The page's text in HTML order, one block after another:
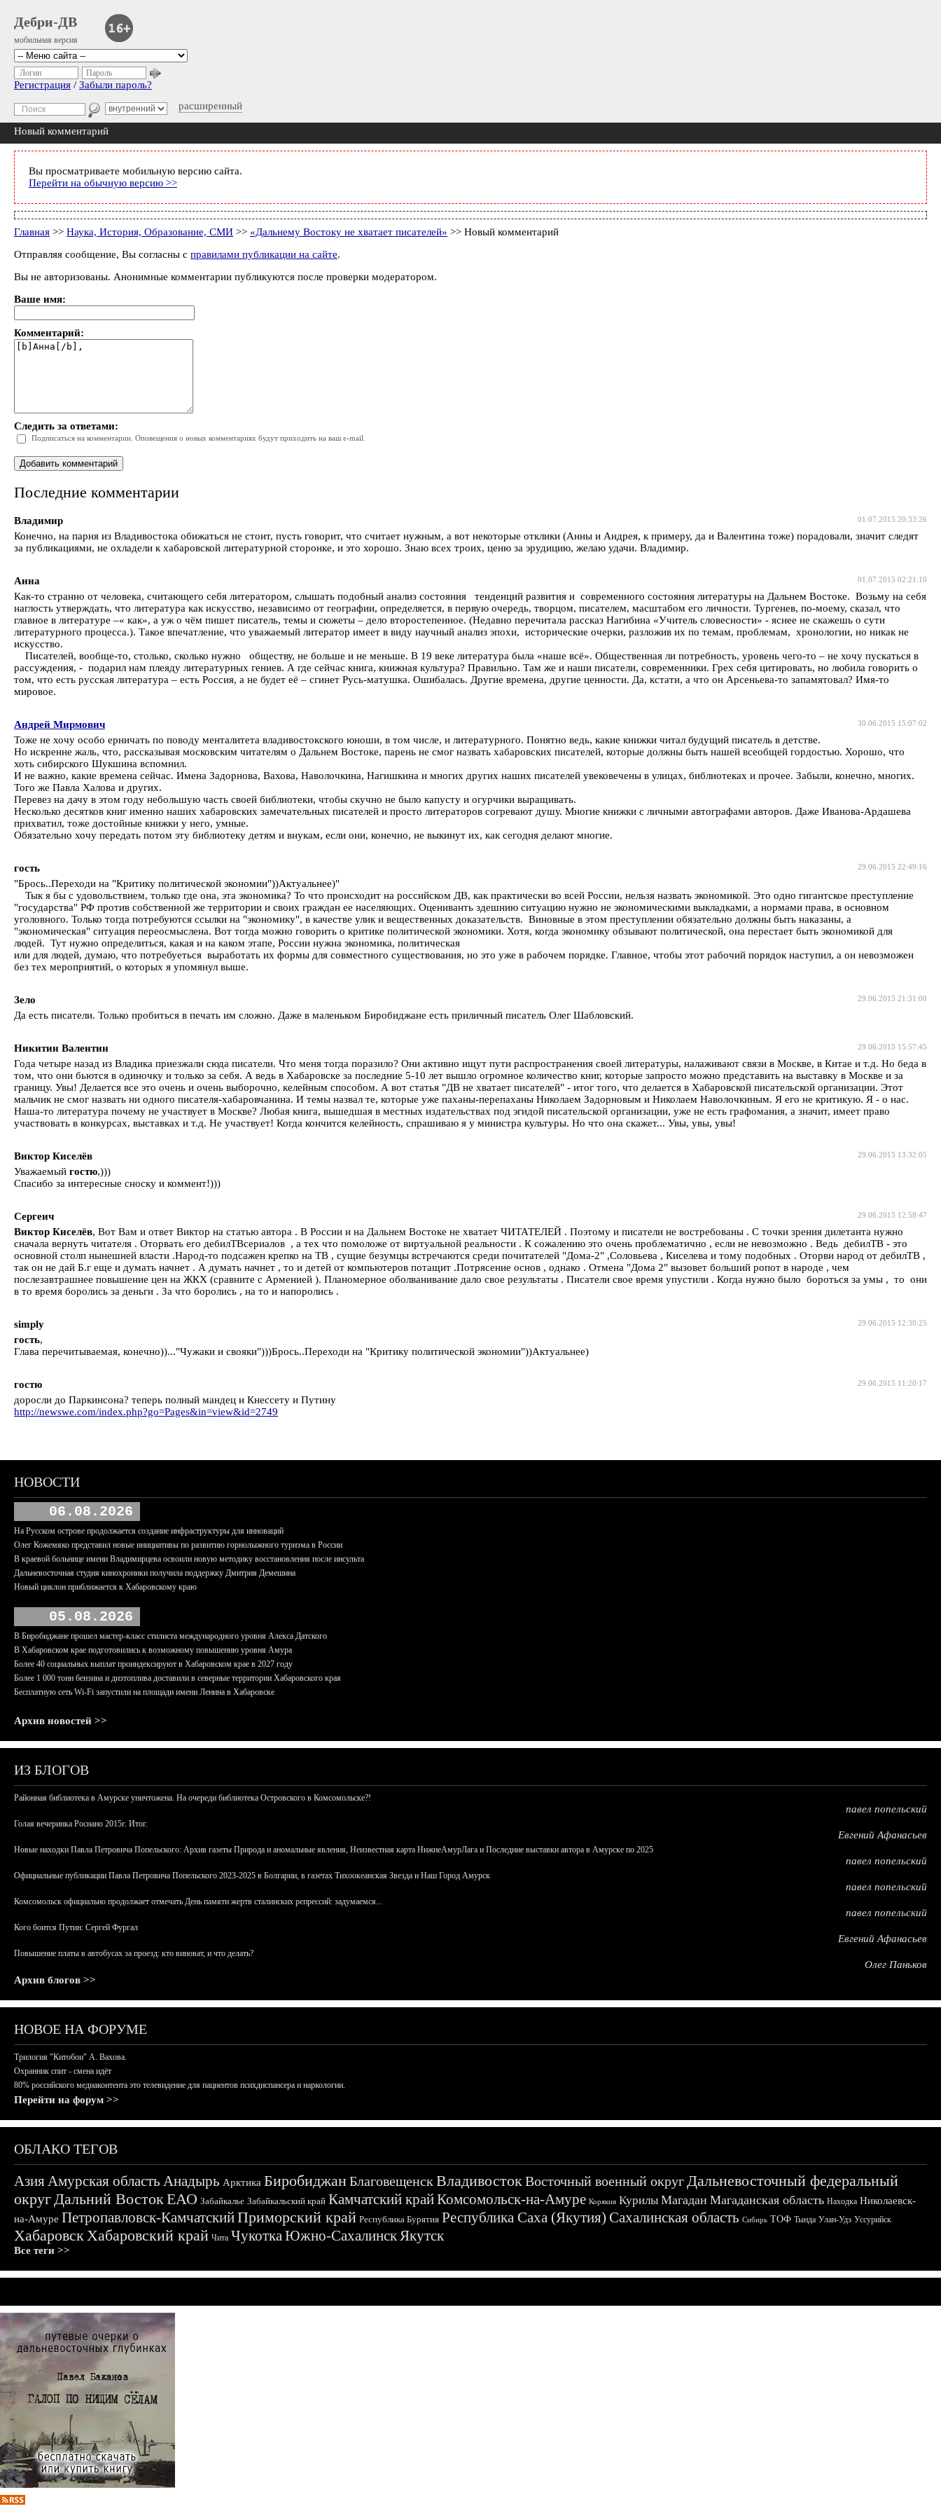
Дебри-ДВ
мобильная версия
расширенный
Логин Пароль
Регистрация / Забыли пароль?
Новый комментарий
Вы просматриваете мобильную версию сайта.
Перейти на обычную версию >>
Главная >> Наука, История, Образование, СМИ >> «Дальнему Востоку не хватает писателей» >> Новый комментарий
Отправляя сообщение, Вы согласны с правилами публикации на сайте.
Вы не авторизованы. Анонимные комментарии публикуются после проверки модератором.
Ваше имя:
Комментарий:
Следить за ответами:
Подписаться на комментарии. Оповещения о новых комментариях будут приходить на ваш e-mail.
Последние комментарии
01.07.2015 20:33:26
Владимир
Конечно, на парня из Владивостока обижаться не стоит, пусть говорит, что считает нужным, а вот некоторые отклики (Анны и Андрея, к примеру, да и Валентина тоже) порадовали, значит следят
за публикациями, не охладели к хабаровской литературной сторонке, и это хорошо. Знаю всех троих, ценю за эрудицию, желаю удачи. Владимир.
01.07.2015 02:21:10
Анна
Как-то странно от человека, считающего себя литератором, слышать подобный анализ состояния тенденций развития и современного состояния литературы на Дальнем Востоке. Возьму на себя
наглость утверждать, что литература как искусство, независимо от географии, определяется, в первую очередь, творцом, писателем, масштабом его личности. Тургенев, по-моему, сказал, что
главное в литературе –« как», а уж о чём пишет писатель, темы и сюжеты – дело второстепенное. (Недавно перечитала рассказ Нагибина «Учитель словесности» - яснее не скажешь о сути
литературного процесса.). Такое впечатление, что уважаемый литератор имеет в виду научный анализ эпохи, исторические очерки, разложив их по темам, проблемам, хронологии, но никак не
искусство.
Писателей, вообще-то, столько, сколько нужно обществу, не больше и не меньше. В 19 веке литература была «наше всё». Общественная ли потребность, уровень чего-то – не хочу пускаться в
рассуждения, - подарил нам плеяду литературных гениев. А где сейчас книга, книжная культура? Правильно. Там же и наши писатели, современники. Грех себя цитировать, но любила говорить о
том, что есть русская литература – есть Россия, а не будет её – сгинет Русь-матушка. Ошибалась. Другие времена, другие ценности. Да, кстати, а что он Арсеньева-то запамятовал? Имя-то
мировое.
30.06.2015 15:07:02
Андрей Мирмович
Тоже не хочу особо ерничать по поводу менталитета владивостокского юноши, в том числе, и литературного. Понятно ведь, какие книжки читал будущий писатель в детстве.
Но искренне жаль, что, рассказывая московским читателям о Дальнем Востоке, парень не смог назвать хабаровских писателей, которые должны быть нашей всеобщей гордостью. Хорошо, что
хоть сибирского Шукшина вспомнил.
И не важно, какие времена сейчас. Имена Задорнова, Вахова, Наволочкина, Нагишкина и многих других наших писателей увековечены в улицах, библиотеках и прочее. Забыли, конечно, многих.
Того же Павла Халова и других.
Перевез на дачу в этом году небольшую часть своей библиотеки, чтобы скучно не было капусту и огурчики выращивать.
Несколько десятков книг именно наших хабаровских замечательных писателей и просто литераторов согревают душу. Многие книжки с личными автографами авторов. Даже Иванова-Ардашева
прихватил, тоже достойные книжки у него, умные.
Обязательно хочу передать потом эту библиотеку детям и внукам, если они, конечно, не выкинут их, как сегодня делают многие.
29.06.2015 22:49:16
гость
"Брось..Переходи на "Критику политической экономии"))Актуальнее)"
Тык я бы с удовольствием, только где она, эта экономика? То что происходит на российском ДВ, как практически во всей России, нельзя назвать экономикой. Это одно гигантское преступление
"государства" РФ против собственной же территории и своих граждан ее населяющих. Оцениванть здешнию ситуацию нужно не экономическими выкладками, а нормами права, в основном
уголовного. Только тогда потребуются ссылки на "экономику", в качестве улик и вещественных доказательств. Виновные в этом преступлении обязательно должны быть наказаны, а
"экономическая" ситуация переосмыслена. Вот тогда можно говорить о критике политической экономики. Хотя, когда экономику обзывают политической, она перестает быть экономикой для
людей. Тут нужно определиться, какая и на каком этапе, России нужна экономика, политическая
или для людей, думаю, что потребуеться выработать их формы для совместного существования, но это уже в рабочем порядке. Главное, чтобы этот рабочий порядок наступил, а он невозможен
без тех мероприятий, о которых я упомянул выше.
29.06.2015 21:31:00
Зело
Да есть писатели. Только пробиться в печать им сложно. Даже в маленьком Биробиджане есть приличный писатель Олег Шабловский.
29.06.2015 15:57:45
Никитин Валентин
Года четыре назад из Владика приезжали сюда писатели. Что меня тогда поразило? Они активно ищут пути распространения своей литературы, налаживают связи в Москве, в Китае и т.д. Но беда в
том, что они бьются в одиночку и только за себя. А ведь в Хабаровске за последние 5-10 лет вышло огромное количество книг, которые запросто можно представить на выставку в Москве и за
границу. Увы! Делается все это очень и очень выборочно, келейным способом. А вот статья "ДВ не хватает писателей" - итог того, что делается в Хабаровской писательской организации. Этот
мальчик не смог назвать ни одного писателя-хабаровчанина. И темы назвал те, которые уже паханы-перепаханы Николаем Задорновым и Николаем Наволочкиным. Я его не критикую. Я - о нас.
Наша-то литература почему не участвует в Москве? Любая книга, вышедшая в местных издательствах под эгидой писательской организации, уже не есть графомания, а значит, имеет право
участвовать в конкурсах, выставках и т.д. Не участвует! Когда кончится келейность, спрашиваю я у министра культуры. Но что она скажет... Увы, увы, увы!
29.06.2015 13:32:05
Виктор Киселёв
Уважаемый гостю,)))
Спасибо за интересные сноску и коммент!)))
29.06.2015 12:58:47
Сергеич
Виктор Киселёв, Вот Вам и ответ Виктор на статью автора . В России и на Дальнем Востоке не хватает ЧИТАТЕЛЕЙ . Поэтому и писатели не востребованы . С точки зрения дилетанта нужно
сначала вернуть читателя . Оторвать его дебилТВсериалов , а тех что помоложе от виртуальной реальности . К сожалению это очень проблематично , если не невозможно . Ведь дебилТВ - это
основной столп нынешней власти .Народ-то подсажен крепко на ТВ , сущие безумцы встречаются среди почитателей "Дома-2" ,Соловьева , Киселева и тому подобных . Оторви народ от дебилТВ ,
так он не дай Б.г еще и думать начнет . А думать начнет , то и детей от компьютеров потащит .Потрясение основ , однако . Отмена "Дома 2" вызовет больший ропот в народе , чем
послезавтрашнее повышение цен на ЖКХ (сравните с Арменией ). Планомерное оболванивание дало свое результаты . Писатели свое время упустили . Когда нужно было бороться за умы , то они
в то время боролись за деньги . За что боролись , на то и напоролись .
29.06.2015 12:30:25
simply
гость,
Глава перечитываемая, конечно))..."Чужаки и свояки")))Брось..Переходи на "Критику политической экономии"))Актуальнее)
29.06.2015 11:20:17
гостю
доросли до Паркинсона? теперь полный мандец и Кнессету и Путину
http://newswe.com/index.php?go=Pages&in=view&id=2749
НОВОСТИ
06.08.2026
На Русском острове продолжается создание инфраструктуры для инноваций
Олег Кожемяко представил новые инициативы по развитию горнолыжного туризма в России
В краевой больнице имени Владимирцева освоили новую методику восстановления после инсульта
Дальневосточная студия кинохроники получила поддержку Дмитрия Демешина
Новый циклон приближается к Хабаровскому краю
05.08.2026
В Биробиджане прошел мастер-класс стилиста международного уровня Алекса Датского
В Хабаровском крае подготовились к возможному повышению уровня Амура
Более 40 социальных выплат проиндексируют в Хабаровском крае в 2027 году
Более 1 000 тонн бензина и дизтоплива доставили в северные территории Хабаровского края
Бесплатную сеть Wi-Fi запустили на площади имени Ленина в Хабаровске
Архив новостей >>
ИЗ БЛОГОВ
Районная библиотека в Амурске уничтожена. На очереди библиотека Островского в Комсомольске?!
павел попельский
Голая вечеринка Роснано 2015г. Итог.
Евгений Афанасьев
Новые находки Павла Петровича Попельского: Архив газеты Природа и аномальные явления, Неизвестная карта НижнеАмурЛага и Последние выставки автора в Амурске по 2025
павел попельский
Официальные публикации Павла Петровича Попельского 2023-2025 в Болгарии, в газетах Тихоокеанская Звезда и Наш Город Амурск
павел попельский
Комсомольск официально продолжает отмечать День памяти жертв сталинских репрессий: задумаемся...
павел попельский
Кого боится Путин: Сергей Фургал
Евгений Афанасьев
Повышение платы в автобусах за проезд: кто виноват, и что делать?
Олег Паньков
Архив блогов >>
НОВОЕ НА ФОРУМЕ
Трилогия "Китобои" А. Вахова.
Охранник спит - смена идёт
80% российского медиаконтента это телевидение для пациентов психдиспансера и наркологии.
Перейти на форум >>
ОБЛАКО ТЕГОВ
АзияАмурская область Анадырь Арктика БиробиджанБлаговещенскВладивостокВосточный военный округДальневосточный федеральный
округДальний ВостокЕАО Забайкалье Забайкальский край Камчатский крайКомсомольск-на-Амуре Корякия Курилы Магадан Магаданская область Находка Николаевск-
на-Амуре Петропавловск-КамчатскийПриморский край Республика Бурятия Республика Саха (Якутия) Сахалинская область Сибирь ТОФ Тында Улан-Удэ Уссурийск
ХабаровскХабаровский край Чита ЧукоткаЮжно-СахалинскЯкутск
Все теги >>